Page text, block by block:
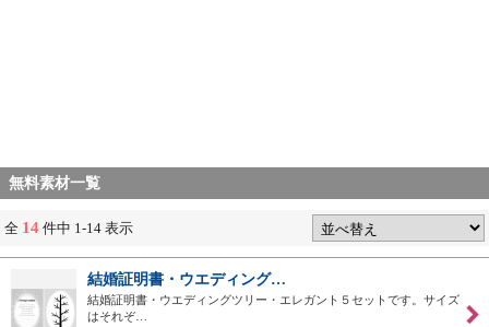
無料素材一覧
全 14 件中 1-14 表示
結婚証明書・ウエディング…
結婚証明書・ウエディングツリー・エレガント５セットです。サイズ
はそれぞ…